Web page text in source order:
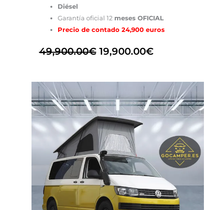
Diésel
Garantía oficial 12meses OFICIAL
Precio de contado 24,900 euros
49,900.00€ 19,900.00€
precio
original
era:
46,900.00€.
El
precio
actual
es:
40,900.00€.